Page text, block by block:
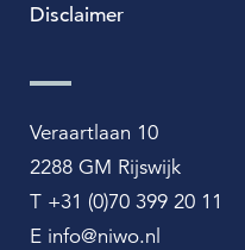
Disclaimer
Veraartlaan 10
2288 GM Rijswijk
T +31 (0)70 399 20 11
E info@niwo.nl